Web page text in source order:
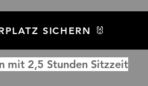
SICHERN 🐰
mit 2,5 Stunden Sitzzeit